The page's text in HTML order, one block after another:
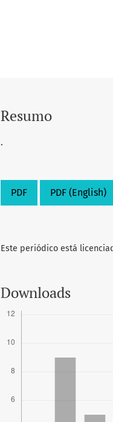
Resumo
.
PDF PDF (English)
Este periódico está
Downloads